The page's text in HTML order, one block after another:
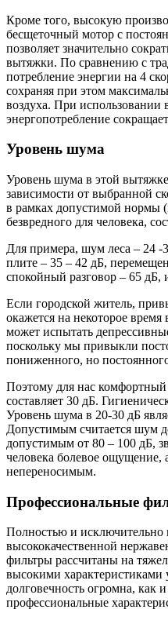
Кроме того, высокую
бесщеточный мотор с
позволяет значительно
вытяжки. По сравнению с
потребление энергии на 4
сохраняя при этом
воздуха. При использовании
энергопотребление
Уровень шума
Уровень шума в этой
зависимости от выбранной
в рамках допустимой нормы
безвредного для человека,
Для примера, шум леса – 24
плите – 35 – 42 дБ,
спокойный разговор – 65 дБ,
Если городской житель,
окажется на некоторое
может испытать
поскольку мы привыкли
пониженного, но
Поэтому для нас
составляет 30 дБ.
Уровень шума в 20-30 дБ
Допустимым считается шум
допустимым от 80 – 100 дБ,
человека болевое ощущение,
непереносимым.
Профессиональные
Полностью и исключительно
высококачественной
фильтры рассчитаны на
высокими
долговечность огромна, как
профессиональные